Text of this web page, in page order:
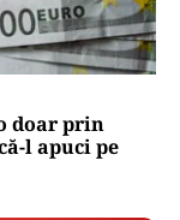
doar prin
l apuci pe